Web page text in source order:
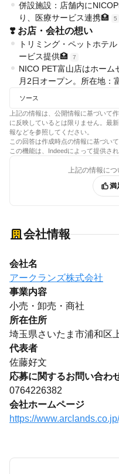
併設施設：店舗内に
り、医療サービス連携🏥
5
❣️ お店・会社の想い
トリミング・ペットホテ
ービス提供🏥
7
NICO PET富山店はホーム
月2日オープン。所在地：
ソース
上記の情報は、公開情報に基づいて
に反映しているとは限りません。最
報などを参照してください。
この回答は作成時点の情報に基づい
この機能は、Indeedによって提供され
上記の情報につ
満
会社情報
会社名
アークランズ株式会社
事業内容
小売・卸売・商社
所在住所
埼玉県さいたま市浦和区
代表者
佐藤好文
応募に関するお問い合わ
0764226382
会社ホームページ
https://